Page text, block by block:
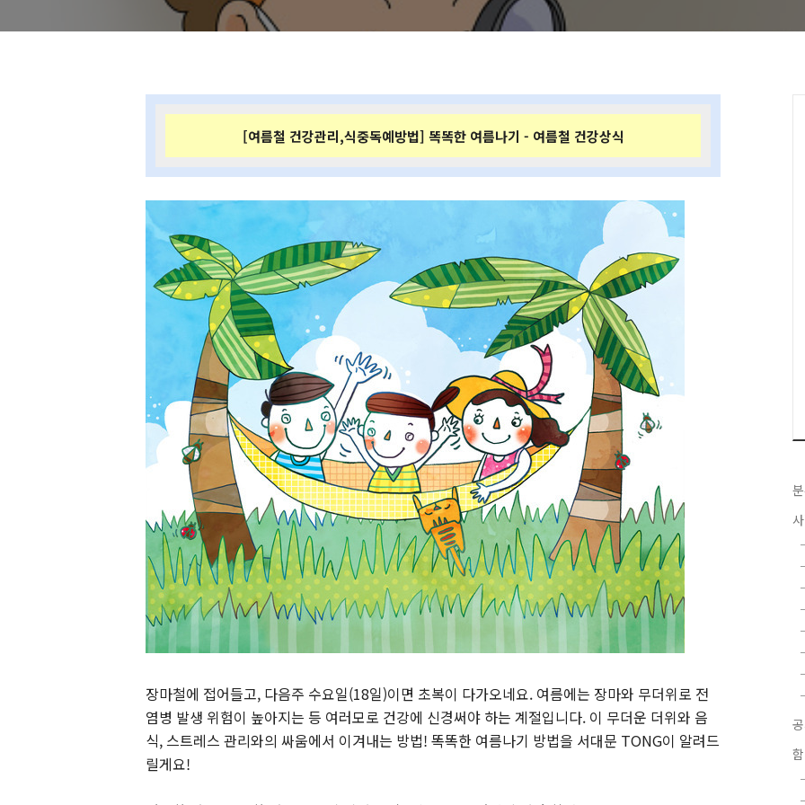
[여름철 건강관리,식중독예방법] 똑똑한 여름나기 - 여름철 건강상식
장마철에 접어들고, 다음주 수요일(18일)이면 초복이 다가오네요. 여름에는 장마와 무더위로 전
염병 발생 위험이 높아지는 등 여러모로 건강에 신경써야 하는 계절입니다. 이 무더운 더위와 음
식, 스트레스 관리와의 싸움에서 이겨내는 방법! 똑똑한 여름나기 방법을 서대문 TONG이 알려드
릴게요!